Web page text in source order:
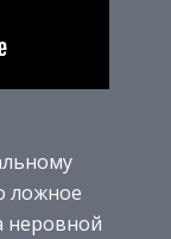
ложное
неровной